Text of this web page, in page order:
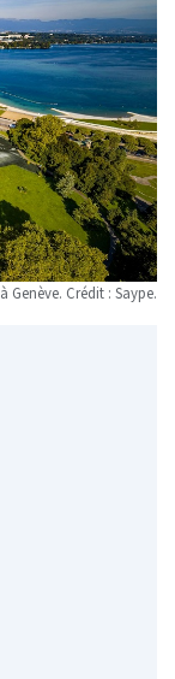
Genève. Crédit : Saype.